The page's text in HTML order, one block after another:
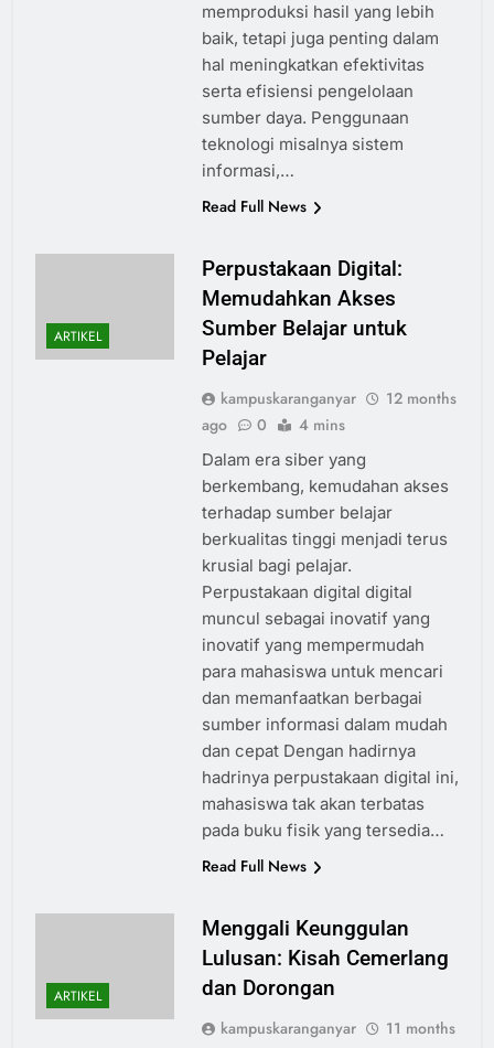
memproduksi hasil yang lebih
baik, tetapi juga penting dalam
hal meningkatkan efektivitas
serta efisiensi pengelolaan
sumber daya. Penggunaan
teknologi misalnya sistem
informasi,…
Read Full News
ARTIKEL
Perpustakaan Digital:
Memudahkan Akses
Sumber Belajar untuk
Pelajar
kampuskaranganyar
12 months
ago
0 4 mins
Dalam era siber yang
berkembang, kemudahan akses
terhadap sumber belajar
berkualitas tinggi menjadi terus
krusial bagi pelajar.
Perpustakaan digital digital
muncul sebagai inovatif yang
inovatif yang mempermudah
para mahasiswa untuk mencari
dan memanfaatkan berbagai
sumber informasi dalam mudah
dan cepat Dengan hadirnya
hadrinya perpustakaan digital ini,
mahasiswa tak akan terbatas
pada buku fisik yang tersedia…
Read Full News
ARTIKEL
Menggali Keunggulan
Lulusan: Kisah Cemerlang
dan Dorongan
kampuskaranganyar
11 months